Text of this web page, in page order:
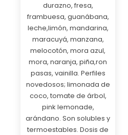
durazno, fresa,
frambuesa, guanábana,
leche,limón, mandarina,
maracuyá, manzana,
melocotón, mora azul,
mora, naranja, piña,ron
pasas, vainilla. Perfiles
novedosos; limonada de
coco, tomate de árbol,
pink lemonade,
arándano. Son solubles y
termoestables. Dosis de